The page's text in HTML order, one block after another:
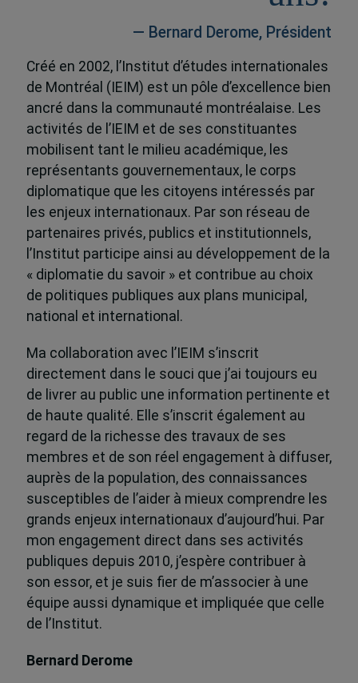
— Bernard Derome, Président
Créé en 2002, l’Institut d’études internationales
de Montréal (IEIM) est un pôle d’excellence bien
ancré dans la communauté montréalaise. Les
activités de l’IEIM et de ses constituantes
mobilisent tant le milieu académique, les
représentants gouvernementaux, le corps
diplomatique que les citoyens intéressés par
les enjeux internationaux. Par son réseau de
partenaires privés, publics et institutionnels,
l’Institut participe ainsi au développement de la
« diplomatie du savoir » et contribue au choix
de politiques publiques aux plans municipal,
national et international.
Ma collaboration avec l’IEIM s’inscrit
directement dans le souci que j’ai toujours eu
de livrer au public une information pertinente et
de haute qualité. Elle s’inscrit également au
regard de la richesse des travaux de ses
membres et de son réel engagement à diffuser,
auprès de la population, des connaissances
susceptibles de l’aider à mieux comprendre les
grands enjeux internationaux d’aujourd’hui. Par
mon engagement direct dans ses activités
publiques depuis 2010, j’espère contribuer à
son essor, et je suis fier de m’associer à une
équipe aussi dynamique et impliquée que celle
de l’Institut.
Bernard Derome